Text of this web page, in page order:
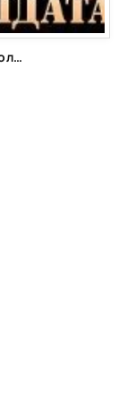
Судьба солдата (1991)